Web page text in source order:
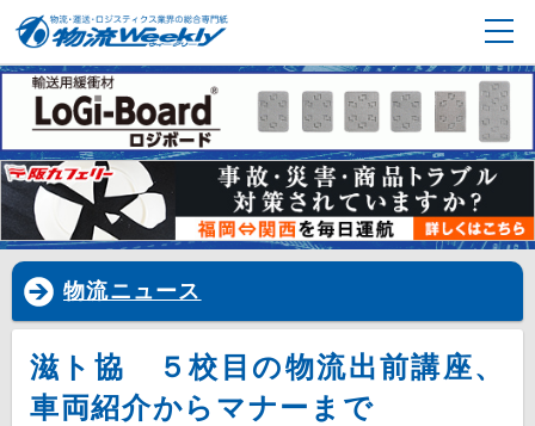
物流ニュース
滋ト協 ５校目の物流出前講座、
車両紹介からマナーまで